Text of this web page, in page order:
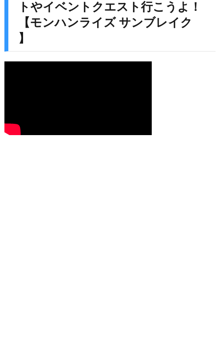
トやイベントクエスト行こうよ！
【モンハンライズ サンブレイク
】